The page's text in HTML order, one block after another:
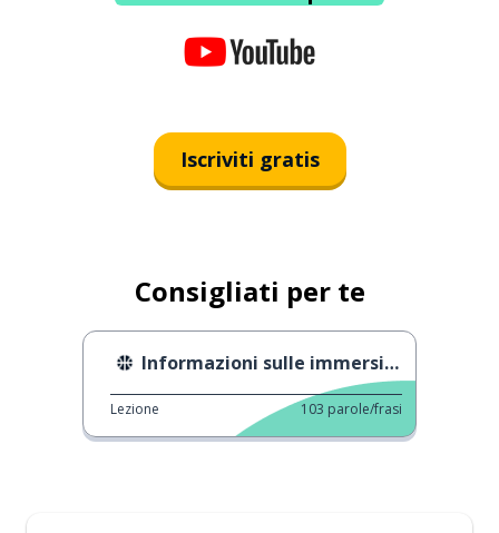
Iscriviti gratis
Consigliati per te
Informazioni sulle immersioni
Lezione 103 parole/frasi